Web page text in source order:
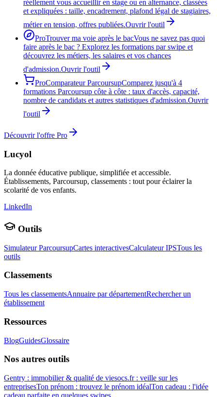
réellement vous accueillir en stage ou en alternance, classées
et expliquées : taille, encadrement, plafond légal de stagiaires,
métier en tension, offres publiées.Ouvrir l'outil
ProTrouver ma voie après le bacVous ne savez pas quoi
faire après le bac ? Explorez les formations par swipe et
découvrez les métiers, les salaires et vos chances
d'admission.Ouvrir l'outil
ProComparateur ParcoursupComparez jusqu'à 4
formations Parcoursup côte à côte : taux d'accès, capacité,
nombre de candidats et autres statistiques d'admission.Ouvrir
l'outil
Découvrir l'offre Pro
Lucyol
La donnée éducative publique, simplifiée et accessible.
Établissements, Parcoursup, classements : tout pour éclairer la
scolarité de vos enfants.
LinkedIn
Outils
Simulateur ParcoursupCartes interactivesCalculateur IPSTous les
outils
Classements
Tous les classementsAnnuaire par départementRechercher un
établissement
Ressources
BlogGuidesGlossaire
Nos autres outils
Gentry : immobilier & qualité de viesocs.fr : veille sur les
entreprisesTon prénom : trouvez le prénom idéalTon cadeau : l'idée
cadeau parfaite en quelques swipes